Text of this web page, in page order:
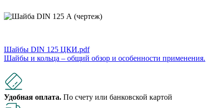
Шайбы DIN 125 ЦКИ.pdf
Шайбы и кольца – общий обзор и особенности применения.
Удобная оплата. По счету или банковской картой